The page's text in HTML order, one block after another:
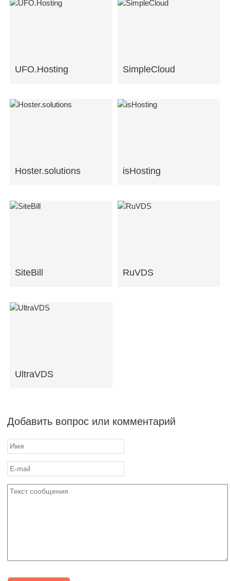
UFO.Hosting SimpleCloud
Hoster.solutions isHosting
SiteBill RuVDS
UltraVDS
Добавить вопрос или комментарий